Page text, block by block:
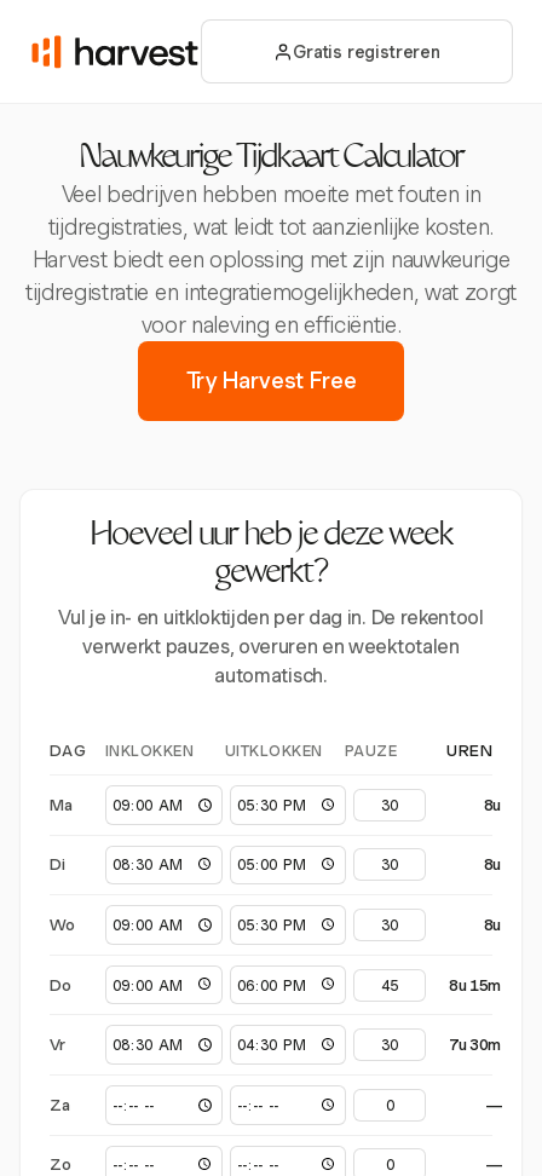
Gratis registreren
Nauwkeurige Tijdkaart Calculator
Veel bedrijven hebben moeite met fouten in
tijdregistraties, wat leidt tot aanzienlijke kosten.
Harvest biedt een oplossing met zijn nauwkeurige
tijdregistratie en integratiemogelijkheden, wat zorgt
voor naleving en efficiëntie.
Try Harvest Free
Hoeveel uur heb je deze week
gewerkt?
Vul je in- en uitkloktijden per dag in. De rekentool
verwerkt pauzes, overuren en weektotalen
automatisch.
DAG INKLOKKEN UITKLOKKEN PAUZE UREN
Ma 8u
Di 8u
Wo 8u
Do 8u 15m
Vr 7u 30m
Za —
Zo —